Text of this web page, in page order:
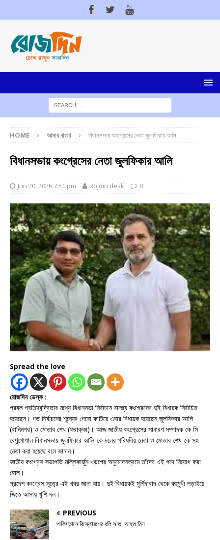
HOME আমার বাংলা বিধানসভায় কংগ্রেসের নেতা জুলফিকার আলি
বিধানসভায় কংগ্রেসের নেতা জুলফিকার আলি
Jun 20, 2026 7:51 pm Rojdin desk 0
Spread the love
রোজদিন ডেস্ক :
প্রবল প্রতিদ্বন্দ্বিতার মধ্যে বিধানসভা নির্বাচনে রাজ্যে কংগ্রেসের দুই বিধায়ক নির্বাচিত
হয়েছেন। গত নির্বাচনের শূন্যের গেরো কাটিয়ে এবার বিধায়ক হয়েছেন জুলফিকার আলি
(রানিনগর) ও মোতাব শেখ (ফরাক্কা)। আজ জাতীয় কংগ্রেসের সাধারণ সম্পাদক কে সি
বেণুগোপাল বিধানসভায় জুলফিকার আলি-কে দলের পরিষদীয় নেতা ও মোতাব শেখ-কে সহ
নেতা করা হয়েছে বলে জানান।
জাতীয় কংগ্রেস সভাপতি মল্লিকার্জুন খড়গের অনুমোদনক্রমে তাঁদের এই পদে নিয়োগ করা
হোল।
প্রদেশ কংগ্রেস সূত্রে এই খবর জানা যায়। দুই বিধায়কই মুর্শিদাবাদ থেকে বহুমুখী লড়াইয়ে
জিতে আসায় খুশি দল।
PREVIOUS
পাকিস্তানে বিস্ফোরণের বলি সাত, আহত তিন